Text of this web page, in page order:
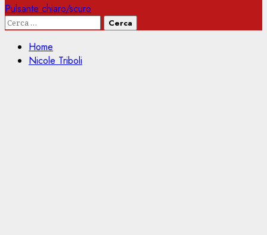
Pulsante chiaro/scuro
Ricerca
Home
Nicole Triboli